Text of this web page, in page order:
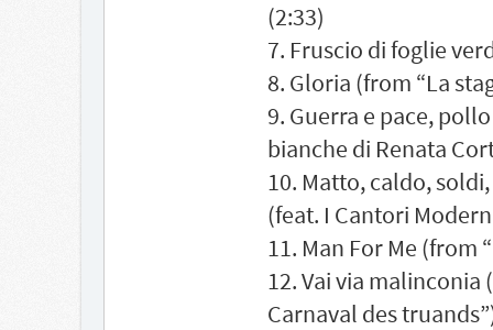
(2:33)
7. Fruscio di foglie
8. Gloria (from “La
9. Guerra e pace,
bianche di Renata
10. Matto, caldo,
(feat. I Cantori
11. Man For Me (from
12. Vai via malinconia
Carnaval des